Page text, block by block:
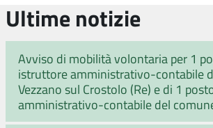
Ultime notizie
Avviso di mobilità volontaria per 1
istruttore amministrativo-contabile
Vezzano sul Crostolo (Re) e di 1
amministrativo-contabile del